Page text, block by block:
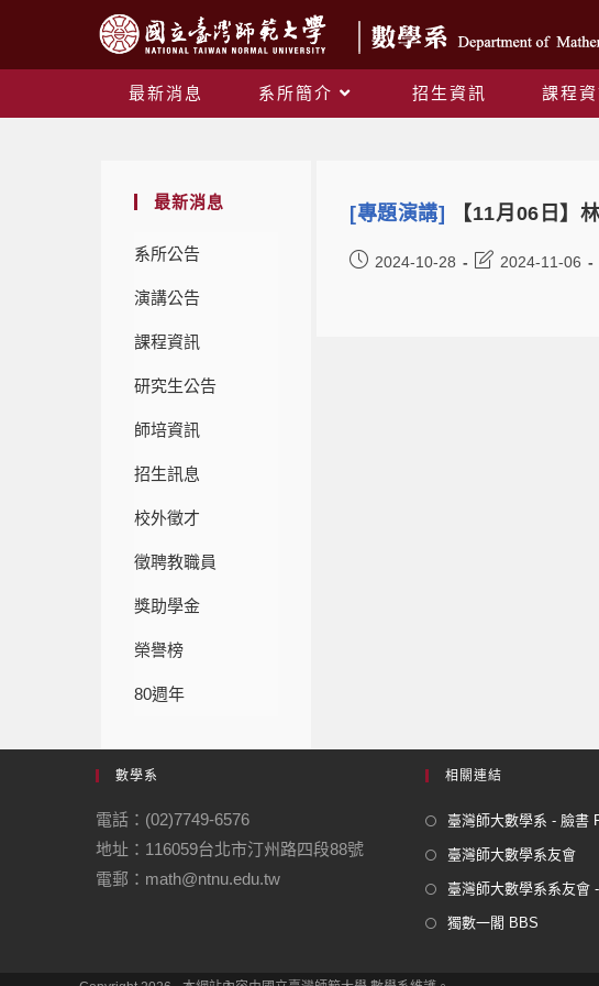
最新消息 系所簡介 招生資訊 課程資
最新消息
系所公告
演講公告
課程資訊
研究生公告
師培資訊
招生訊息
校外徵才
徵聘教職員
獎助學金
榮譽榜
80週年
[專題演講] 【11月06日
2024-10-28 2024-11-06
數學系
電話：(02)7749-6576
地址：116059台北市汀州路四段88號
電郵：math@ntnu.edu.tw
相關連結
臺灣師大數學系 - 臉書
臺灣師大數學系友會
臺灣師大數學系系友會
獨數一閣 BBS